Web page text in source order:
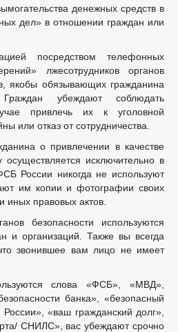
денежных средств в
дел» в отношении граждан или
посредством телефонных
лжесотрудников органов
якобы обязывающих гражданина
убеждают соблюдать
привлечь их к уголовной
или отказ от сотрудничества.
о привлечении в качестве
исключительно в
России никогда не используют
им копии и фотографии своих
иных правовых актов.
безопасности используются
и организаций. Также вы всегда
звонившее вам лицо не имеет
слова «ФСБ», «МВД»,
банка», «безопасный
«ваш гражданский долг»,
СНИЛС», вас убеждают срочно